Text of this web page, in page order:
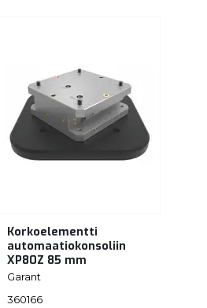
Korkoelementti
automaatiokonsoliin
XP80Z 85 mm
Garant
360166